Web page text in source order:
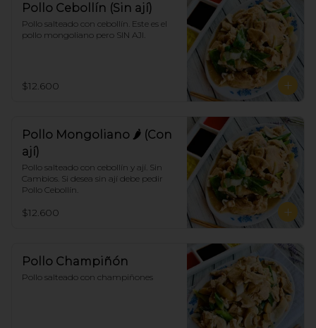
Pollo Cebollín (Sin ají)
Pollo salteado con cebollín. Este es el
pollo mongoliano pero SIN AJI.
$12.600
Pollo Mongoliano 🌶 (Con
ají)
Pollo salteado con cebollín y ají. Sin
Cambios. Si desea sin ají debe pedir
Pollo Cebollín.
$12.600
Pollo Champiñón
Pollo salteado con champiñones